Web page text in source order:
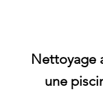
Nettoyage
une